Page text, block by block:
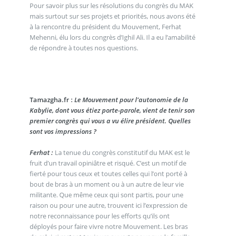
Pour savoir plus sur les résolutions du congrès du MAK
mais surtout sur ses projets et priorités, nous avons été
à la rencontre du président du Mouvement, Ferhat
Mehenni, élu lors du congrès d’Ighil Ali. Il a eu l’amabilité
de répondre à toutes nos questions.
Tamazgha.fr : Le Mouvement pour l’autonomie de la
Kabylie, dont vous étiez porte-parole, vient de tenir son
premier congrès qui vous a vu élire président. Quelles
sont vos impressions ?
Ferhat : La tenue du congrès constitutif du MAK est le
fruit d’un travail opiniâtre et risqué. C’est un motif de
fierté pour tous ceux et toutes celles qui l’ont porté à
bout de bras à un moment ou à un autre de leur vie
militante. Que même ceux qui sont partis, pour une
raison ou pour une autre, trouvent ici l’expression de
notre reconnaissance pour les efforts qu’ils ont
déployés pour faire vivre notre Mouvement. Les bras